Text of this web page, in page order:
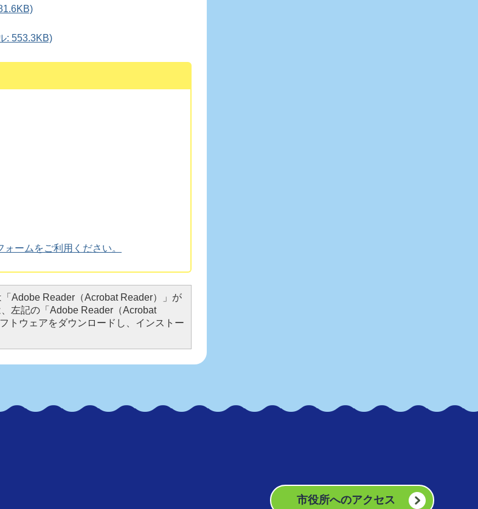
: 553.3KB)
ームをご利用ください。
Adobe Reader（Acrobat Reader）」が
左記の「Adobe Reader（Acrobat
トウェアをダウンロードし、インストー
市役所へのアクセス